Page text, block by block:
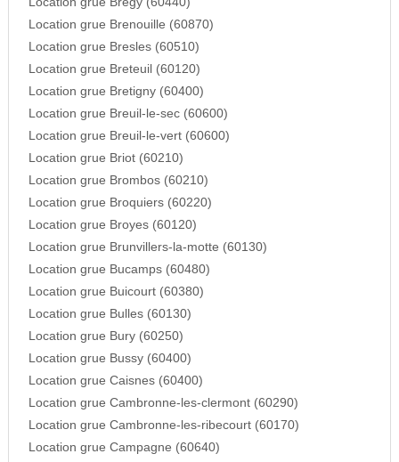
Location grue Brenouille (60870)
Location grue Bresles (60510)
Location grue Breteuil (60120)
Location grue Bretigny (60400)
Location grue Breuil-le-sec (60600)
Location grue Breuil-le-vert (60600)
Location grue Briot (60210)
Location grue Brombos (60210)
Location grue Broquiers (60220)
Location grue Broyes (60120)
Location grue Brunvillers-la-motte (60130)
Location grue Bucamps (60480)
Location grue Buicourt (60380)
Location grue Bulles (60130)
Location grue Bury (60250)
Location grue Bussy (60400)
Location grue Caisnes (60400)
Location grue Cambronne-les-clermont (60290)
Location grue Cambronne-les-ribecourt (60170)
Location grue Campagne (60640)